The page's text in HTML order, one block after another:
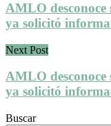
AMLO desconoce
ya solicitó
Next Post
AMLO desconoce
ya solicitó
Buscar